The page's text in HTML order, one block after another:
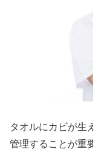
タオルにカビが生
管理することが重